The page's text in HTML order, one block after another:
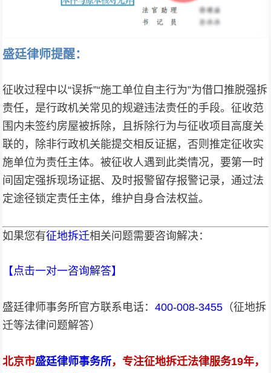
盛廷律师提醒：
征收过程中以“误拆”“施工单位自主行为”为借口推脱强拆
责任，是行政机关常见的规避违法责任的手段。征收范
围内未签约房屋被拆除，且拆除行为与征收项目高度关
联的，除非行政机关能提交相反证据，否则推定征收实
施单位为责任主体。被征收人遇到此类情况，要第一时
间固定强拆现场证据、及时报警留存报警记录，通过法
定途径锁定责任主体，维护自身合法权益。
如果您有征地拆迁相关问题需要咨询解决：
【点击一对一咨询解答】
盛廷律师事务所官方联系电话：400-008-3455 （征地拆
迁等法律问题解答）
北京市盛廷律师事务所，专注征地拆迁法律服务19年，